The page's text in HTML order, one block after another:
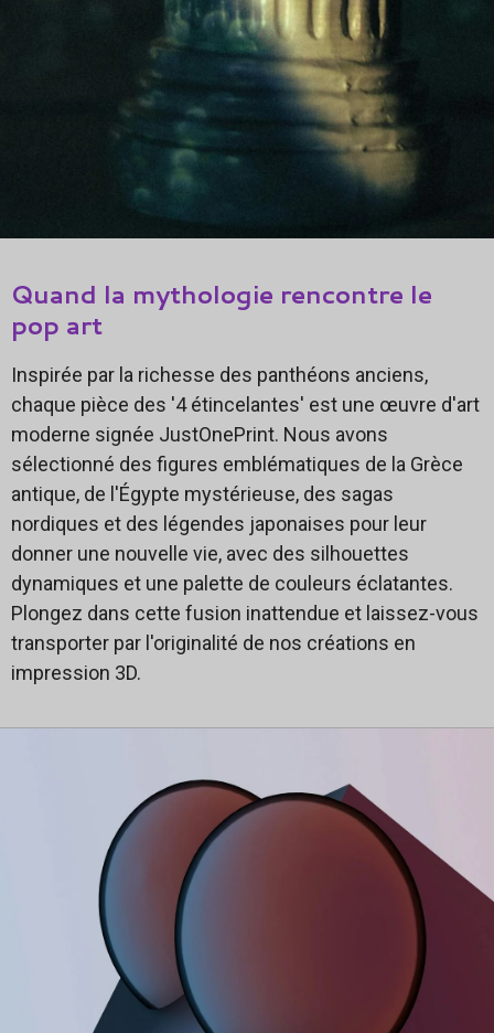
Quand la mythologie rencontre le
pop art
Inspirée par la richesse des panthéons anciens,
chaque pièce des '4 étincelantes' est une œuvre d'art
moderne signée JustOnePrint. Nous avons
sélectionné des figures emblématiques de la Grèce
antique, de l'Égypte mystérieuse, des sagas
nordiques et des légendes japonaises pour leur
donner une nouvelle vie, avec des silhouettes
dynamiques et une palette de couleurs éclatantes.
Plongez dans cette fusion inattendue et laissez-vous
transporter par l'originalité de nos créations en
impression 3D.